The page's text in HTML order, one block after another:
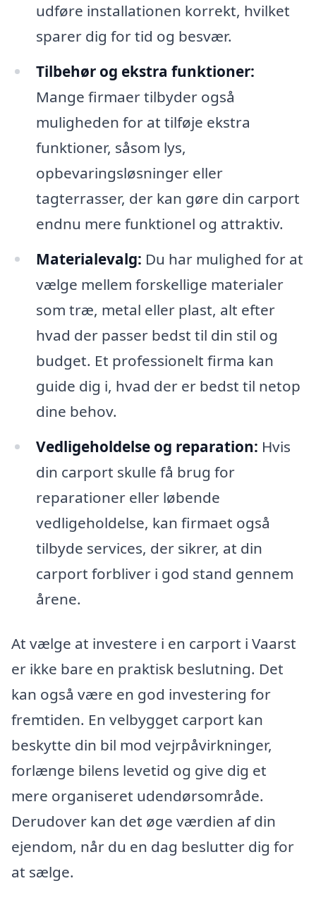
udføre installationen korrekt, hvilket
sparer dig for tid og besvær.
Tilbehør og ekstra funktioner:
Mange firmaer tilbyder også
muligheden for at tilføje ekstra
funktioner, såsom lys,
opbevaringsløsninger eller
tagterrasser, der kan gøre din carport
endnu mere funktionel og attraktiv.
Materialevalg: Du har mulighed for at
vælge mellem forskellige materialer
som træ, metal eller plast, alt efter
hvad der passer bedst til din stil og
budget. Et professionelt firma kan
guide dig i, hvad der er bedst til netop
dine behov.
Vedligeholdelse og reparation: Hvis
din carport skulle få brug for
reparationer eller løbende
vedligeholdelse, kan firmaet også
tilbyde services, der sikrer, at din
carport forbliver i god stand gennem
årene.
At vælge at investere i en carport i Vaarst
er ikke bare en praktisk beslutning. Det
kan også være en god investering for
fremtiden. En velbygget carport kan
beskytte din bil mod vejrpåvirkninger,
forlænge bilens levetid og give dig et
mere organiseret udendørsområde.
Derudover kan det øge værdien af din
ejendom, når du en dag beslutter dig for
at sælge.